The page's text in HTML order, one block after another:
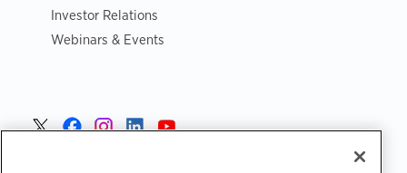
Investor Relations
Webinars & Events